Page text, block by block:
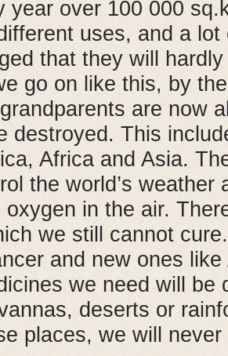
year over 100 000
uses, and a
that they will
go on like this, by
are now
destroyed. This
Africa and Asia.
the world’s weather
oxygen in the air.
we still cannot
and new ones
we need will be
deserts or
places, we will